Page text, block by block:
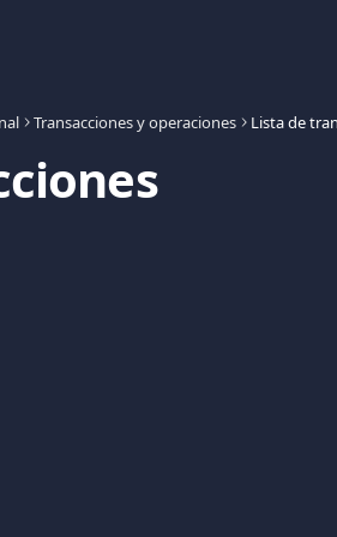
Transacciones y operaciones Lista de